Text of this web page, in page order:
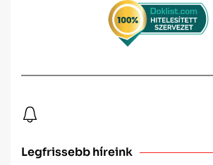
Legfrissebb híreink